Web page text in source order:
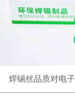
焊锡丝品质对电